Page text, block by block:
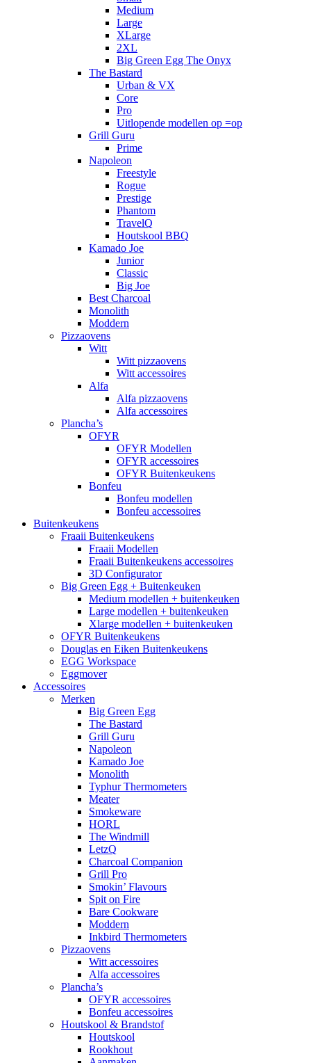
Medium
Large
XLarge
2XL
Big Green Egg The Onyx
The Bastard
Urban & VX
Core
Pro
Uitlopende modellen op =op
Grill Guru
Prime
Napoleon
Freestyle
Rogue
Prestige
Phantom
TravelQ
Houtskool BBQ
Kamado Joe
Junior
Classic
Big Joe
Best Charcoal
Monolith
Moddern
Pizzaovens
Witt
Witt pizzaovens
Witt accessoires
Alfa
Alfa pizzaovens
Alfa accessoires
Plancha’s
OFYR
OFYR Modellen
OFYR accessoires
OFYR Buitenkeukens
Bonfeu
Bonfeu modellen
Bonfeu accessoires
Buitenkeukens
Fraaii Buitenkeukens
Fraaii Modellen
Fraaii Buitenkeukens accessoires
3D Configurator
Big Green Egg + Buitenkeuken
Medium modellen + buitenkeuken
Large modellen + buitenkeuken
Xlarge modellen + buitenkeuken
OFYR Buitenkeukens
Douglas en Eiken Buitenkeukens
EGG Workspace
Eggmover
Accessoires
Merken
Big Green Egg
The Bastard
Grill Guru
Napoleon
Kamado Joe
Monolith
Typhur Thermometers
Meater
Smokeware
HORL
The Windmill
LetzQ
Charcoal Companion
Grill Pro
Smokin’ Flavours
Spit on Fire
Bare Cookware
Moddern
Inkbird Thermometers
Pizzaovens
Witt accessoires
Alfa accessoires
Plancha’s
OFYR accessoires
Bonfeu accessoires
Houtskool & Brandstof
Houtskool
Rookhout